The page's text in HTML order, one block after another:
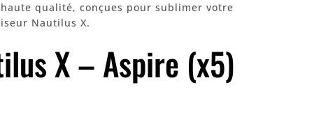
qualité, conçues pour sublimer votre
Nautilus X.
X – Aspire (x5)